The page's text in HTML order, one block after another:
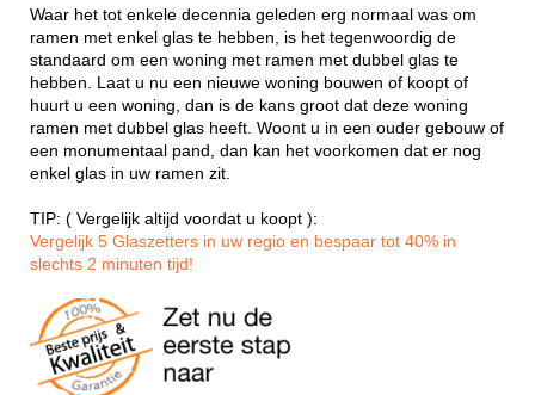
Waar het tot enkele decennia geleden erg normaal was om
ramen met enkel glas te hebben, is het tegenwoordig de
standaard om een woning met ramen met dubbel glas te
hebben. Laat u nu een nieuwe woning bouwen of koopt of
huurt u een woning, dan is de kans groot dat deze woning
ramen met dubbel glas heeft. Woont u in een ouder gebouw of
een monumentaal pand, dan kan het voorkomen dat er nog
enkel glas in uw ramen zit.
TIP: ( Vergelijk altijd voordat u koopt ):
Vergelijk 5 Glaszetters in uw regio en bespaar tot 40% in
slechts 2 minuten tijd!